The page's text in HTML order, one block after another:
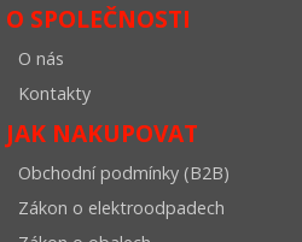
O SPOLEČNOSTI
O nás
Kontakty
JAK NAKUPOVAT
Obchodní podmínky (B2B)
Zákon o elektroodpadech